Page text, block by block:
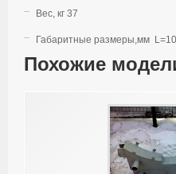
Вес, кг 37
Габаритные размеры,мм
Похожие